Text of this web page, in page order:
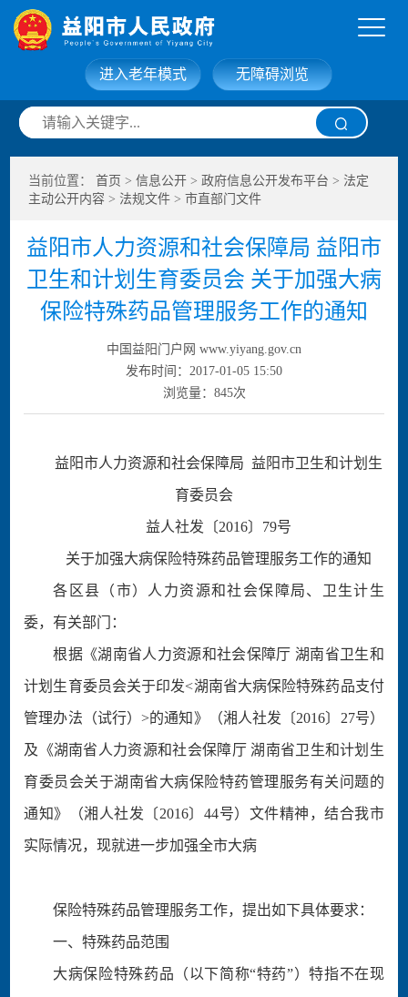
网站首页 走进益阳
信息公开 政务服务
互动交流 政府数据
无障碍浏览
进入老年模式
当前位置：首页 >信息公开 >政府信息公开发布平台 > 法定
主动公开内容 > 法规文件 >市直部门文件
益阳市人力资源和社会保障局 益阳市
卫生和计划生育委员会 关于加强大病
保险特殊药品管理服务工作的通知
中国益阳门户网 www.yiyang.gov.cn
发布时间：2017-01-05 15:50
浏览量： 845次
益阳市人力资源和社会保障局 益阳市卫生和计划生
育委员会
益人社发〔2016〕79号
关于加强大病保险特殊药品管理服务工作的通知
各区县（市）人力资源和社会保障局、卫生计生
委，有关部门：
根据《湖南省人力资源和社会保障厅 湖南省卫生和
计划生育委员会关于印发<湖南省大病保险特殊药品支付
管理办法（试行）>的通知》（湘人社发〔2016〕27号）
及《湖南省人力资源和社会保障厅 湖南省卫生和计划生
育委员会关于湖南省大病保险特药管理服务有关问题的
通知》（湘人社发〔2016〕44号）文件精神，结合我市
实际情况，现就进一步加强全市大病
保险特殊药品管理服务工作，提出如下具体要求：
一、特殊药品范围
大病保险特殊药品（以下简称“特药”）特指不在现